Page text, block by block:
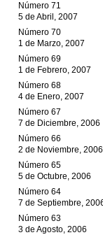
Número 71
5 de Abril, 2007
Número 70
1 de Marzo, 2007
Número 69
1 de Febrero, 2007
Número 68
4 de Enero, 2007
Número 67
7 de Diciembre, 2006
Número 66
2 de Noviembre, 2006
Número 65
5 de Octubre, 2006
Número 64
7 de Septiembre,
Número 63
3 de Agosto, 2006